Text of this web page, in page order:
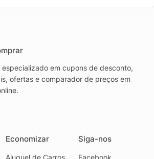
especializado em cupons de desconto,
ofertas e comparador de preços em
Economizar
Aluguel de Carros
Siga-nos
Facebook